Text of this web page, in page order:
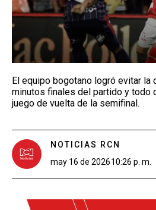
El equipo bogotano logró evitar la
minutos finales del partido y todo
juego de vuelta de la semifinal.
NOTICIAS RCN
may 16 de 202610:26 p. m.